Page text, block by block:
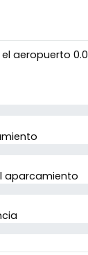
aeropuerto 0.0
aparcamiento